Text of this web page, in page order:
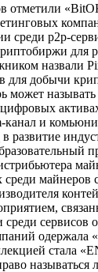
отметили
среди p2p-
для
назвали
добычи
может
канал и
развитие
среди
сервисов
одержала
стала